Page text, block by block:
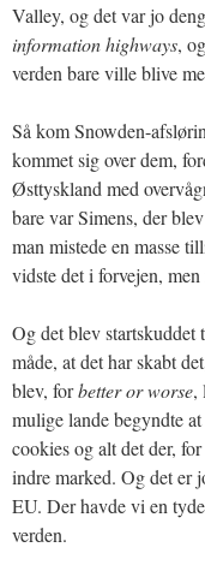
Valley, og det var jo
information highways,
verden bare ville blive
Så kom Snowden-
kommet sig over dem,
Østtyskland med
bare var Simens, der
man mistede en masse
vidste det i forvejen,
Og det blev startskuddet
måde, at det har skabt
blev, forbetter or worse,
mulige lande begyndte
cookies og alt det der,
indre marked. Og det er
EU. Der havde vi en
verden.